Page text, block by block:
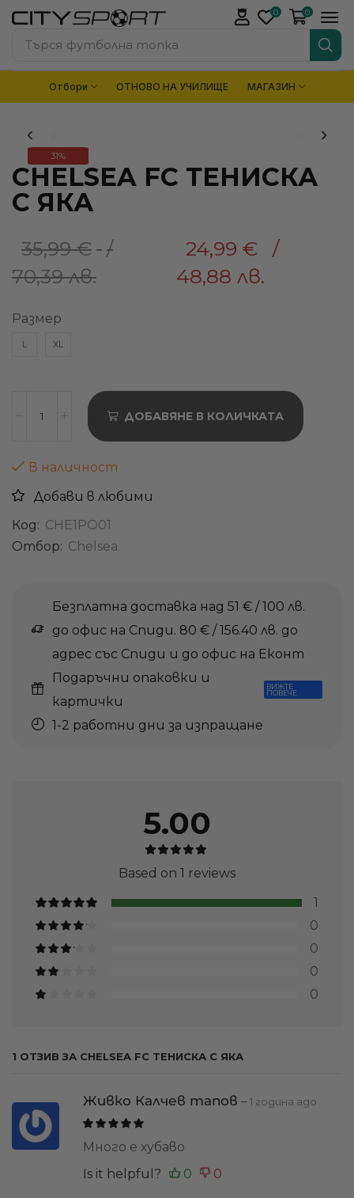
Търся футболна топка
0 0
Отбори ОТНОВО НА УЧИЛИЩЕ МАГАЗИН
31%
CHELSEA FC ТЕНИСКА
С ЯКА
35,99€
/
70,39 лв.
24,99 €
/
48,88 лв.
Размер
L XL
ДОБАВЯНЕ В КОЛИЧКАТА
В наличност
Добави в любими
Код: CHE1PO01
Отбор: Chelsea
Безплатна доставка над 51 € / 100 лв.
до офис на Спиди. 80 € / 156.40 лв. до
адрес със Спиди и до офис на Еконт
Подаръчни опаковки и
картички
ВИЖТЕ
ПОВЕЧЕ
1-2 работни дни за изпращане
5.00
Based on 1 reviews
1
0
0
0
0
1 ОТЗИВ ЗА CHELSEA FC ТЕНИСКА С ЯКА
Живко Калчев тапов – 1 година ago
Много е хубаво
Is it helpful?